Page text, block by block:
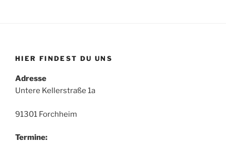
HIER FINDEST DU UNS
Adresse
Untere Kellerstraße 1a
91301 Forchheim
Termine: